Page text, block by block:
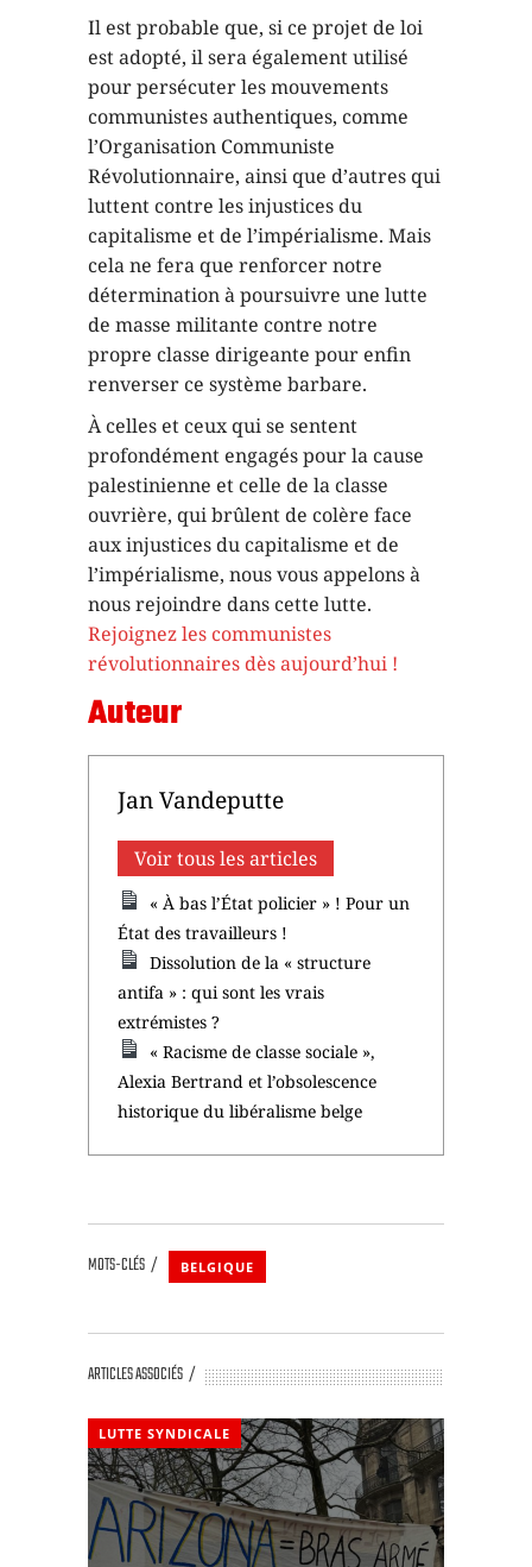
Il est probable que, si ce projet de loi
est adopté, il sera également utilisé
pour persécuter les mouvements
communistes authentiques, comme
l’Organisation Communiste
Révolutionnaire, ainsi que d’autres qui
luttent contre les injustices du
capitalisme et de l’impérialisme. Mais
cela ne fera que renforcer notre
détermination à poursuivre une lutte
de masse militante contre notre
propre classe dirigeante pour enfin
renverser ce système barbare.
À celles et ceux qui se sentent
profondément engagés pour la cause
palestinienne et celle de la classe
ouvrière, qui brûlent de colère face
aux injustices du capitalisme et de
l’impérialisme, nous vous appelons à
nous rejoindre dans cette lutte.
Rejoignez les communistes
révolutionnaires dès aujourd’hui !
Auteur
Jan Vandeputte
Voir tous les articles
« À bas l’État policier » ! Pour un
État des travailleurs !
Dissolution de la « structure
antifa » : qui sont les vrais
extrémistes ?
« Racisme de classe sociale »,
Alexia Bertrand et l’obsolescence
historique du libéralisme belge
MOTS-CLÉS BELGIQUE
ARTICLES ASSOCIÉS
LUTTE SYNDICALE